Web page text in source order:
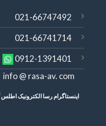
021-66747492
021-66741714
0912-1391401
info @ rasa-av. com
اینستاگرام رسا الکترونیک اطلس